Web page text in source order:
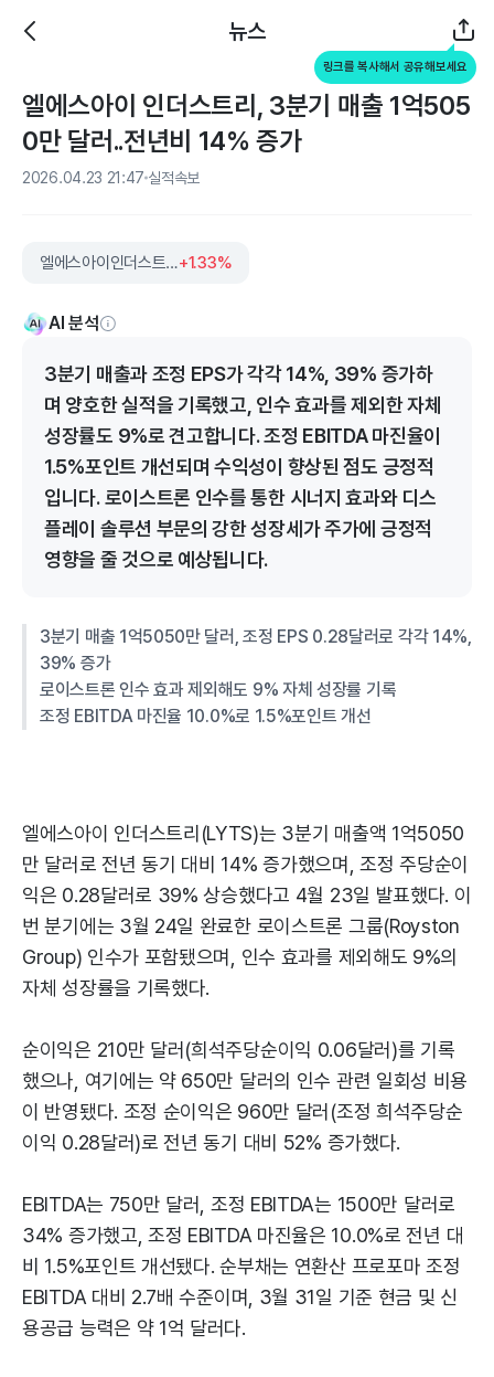
뉴스
링크를 복사해서 공유해보세요
엘에스아이 인더스트리, 3분기 매출 1억505
0만 달러..전년비 14% 증가
2026.04.23 21:47 실적속보
엘에스아이인더스트리+1.33%
AI 분석
3분기 매출과 조정 EPS가 각각 14%, 39% 증가하
며 양호한 실적을 기록했고, 인수 효과를 제외한 자체
성장률도 9%로 견고합니다. 조정 EBITDA 마진율이
1.5%포인트 개선되며 수익성이 향상된 점도 긍정적
입니다. 로이스트론 인수를 통한 시너지 효과와 디스
플레이 솔루션 부문의 강한 성장세가 주가에 긍정적
영향을 줄 것으로 예상됩니다.
3분기 매출 1억5050만 달러, 조정 EPS 0.28달러로 각각 14%,
39% 증가
로이스트론 인수 효과 제외해도 9% 자체 성장률 기록
조정 EBITDA 마진율 10.0%로 1.5%포인트 개선
엘에스아이 인더스트리(LYTS)는 3분기 매출액 1억5050
만 달러로 전년 동기 대비 14% 증가했으며, 조정 주당순이
익은 0.28달러로 39% 상승했다고 4월 23일 발표했다. 이
번 분기에는 3월 24일 완료한 로이스트론 그룹(Royston
Group) 인수가 포함됐으며, 인수 효과를 제외해도 9%의
자체 성장률을 기록했다.
순이익은 210만 달러(희석주당순이익 0.06달러)를 기록
했으나, 여기에는 약 650만 달러의 인수 관련 일회성 비용
이 반영됐다. 조정 순이익은 960만 달러(조정 희석주당순
이익 0.28달러)로 전년 동기 대비 52% 증가했다.
EBITDA는 750만 달러, 조정 EBITDA는 1500만 달러로
34% 증가했고, 조정 EBITDA 마진율은 10.0%로 전년 대
비 1.5%포인트 개선됐다. 순부채는 연환산 프로포마 조정
EBITDA 대비 2.7배 수준이며, 3월 31일 기준 현금 및 신
용공급 능력은 약 1억 달러다.